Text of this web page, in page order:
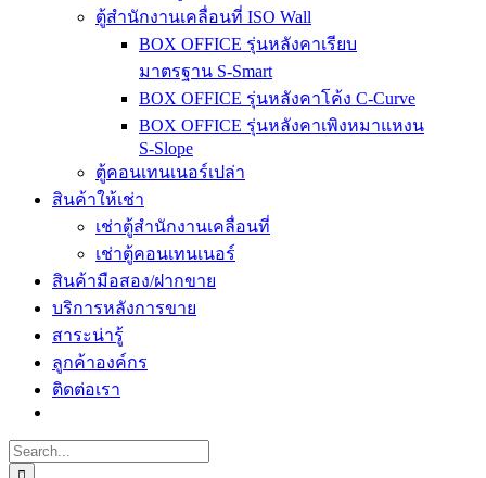
ตู้สำนักงานเคลื่อนที่ ISO Wall
BOX OFFICE รุ่นหลังคาเรียบ
มาตรฐาน S-Smart
BOX OFFICE รุ่นหลังคาโค้ง C-Curve
BOX OFFICE รุ่นหลังคาเพิงหมาแหงน
S-Slope
ตู้คอนเทนเนอร์เปล่า
สินค้าให้เช่า
เช่าตู้สำนักงานเคลื่อนที่
เช่าตู้คอนเทนเนอร์
สินค้ามือสอง/ฝากขาย
บริการหลังการขาย
สาระน่ารู้
ลูกค้าองค์กร
ติดต่อเรา
Search
for: